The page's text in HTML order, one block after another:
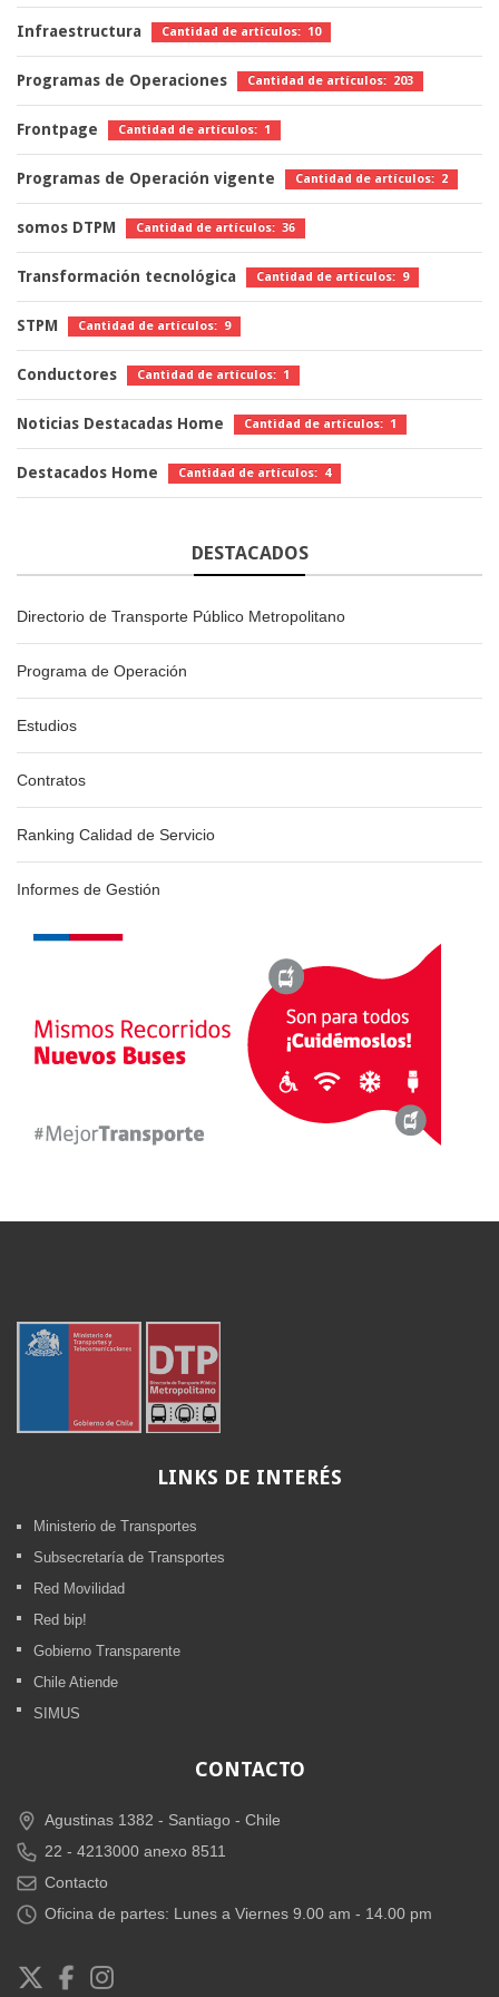
Infraestructura Cantidad de artículos: 10
Programas de Operaciones Cantidad de artículos: 203
Frontpage Cantidad de artículos: 1
Programas de Operación vigente Cantidad de artículos: 2
somos DTPM Cantidad de artículos: 36
Transformación tecnológica Cantidad de artículos: 9
STPM Cantidad de artículos: 9
Conductores Cantidad de artículos: 1
Noticias Destacadas Home Cantidad de artículos: 1
Destacados Home Cantidad de artículos: 4
DESTACADOS
Directorio de Transporte Público Metropolitano
Programa de Operación
Estudios
Contratos
Ranking Calidad de Servicio
Informes de Gestión
LINKS DE INTERÉS
Ministerio de Transportes
Subsecretaría de Transportes
Red Movilidad
Red bip!
Gobierno Transparente
Chile Atiende
SIMUS
CONTACTO
Agustinas 1382 - Santiago - Chile
22 - 4213000 anexo 8511
Contacto
Oficina de partes: Lunes a Viernes 9.00 am - 14.00 pm